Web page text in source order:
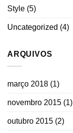
Style (5)
Uncategorized (4)
ARQUIVOS
março 2018 (1)
novembro 2015 (1)
outubro 2015 (2)